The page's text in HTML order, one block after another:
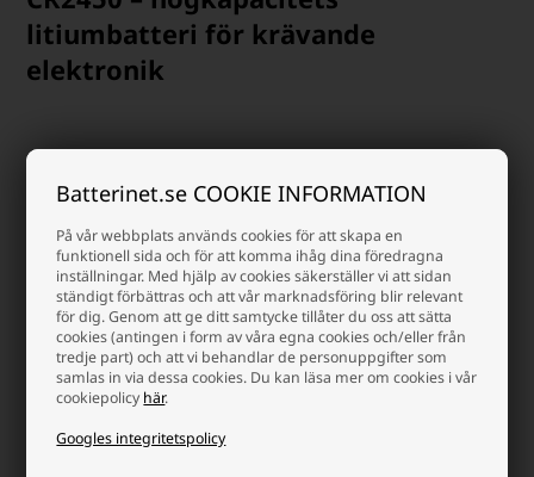
Batterinet.se COOKIE INFORMATION
På vår webbplats används cookies för att skapa en
funktionell sida och för att komma ihåg dina föredragna
inställningar. Med hjälp av cookies säkerställer vi att sidan
ständigt förbättras och att vår marknadsföring blir relevant
för dig. Genom att ge ditt samtycke tillåter du oss att sätta
cookies (antingen i form av våra egna cookies och/eller från
tredje part) och att vi behandlar de personuppgifter som
samlas in via dessa cookies. Du kan läsa mer om cookies i vår
cookiepolicy här.
Googles integritetspolicy
litiumbatteri för krävande
elektronik
serien. Med en diameter på 24 mm och en tjocklek på 5,0 mm ger
CR2430 och CR2025. Det är därför idealiskt för enheter som har en
kontinuerlig strömförbrukning eller kräver hög energi i korta
intervaller. CR2450 används typiskt i bilnycklar, medicinsk
utrustning, större klockor, cykeldatorer, smarta hem-sensorer, GPS-
spårningsenheter och avancerade IoT-applikationer.
Stabil prestanda och imponerande